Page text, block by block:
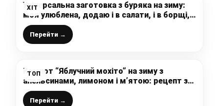
ХІТ
Універсальна заготовка з буряка на зиму:
моя улюблена, додаю і в салати, і в борщі, і
для бутерброду, готується просто і легко
Перейти →
ТОП
Компот “Яблучний мохіто” на зиму з
апельсинами, лимоном і м’ятою: рецепт з
цілих яблук, дуже смачно виходить і
ароматно, хто не пробував рекомендую
Перейти →